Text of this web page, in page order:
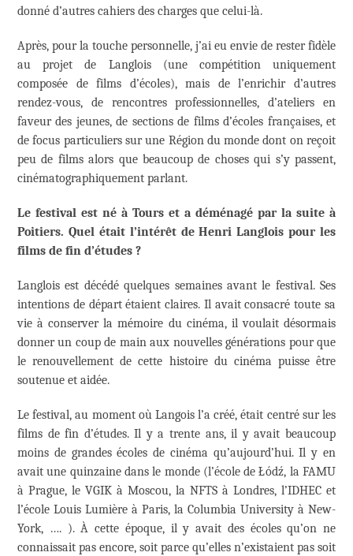
donné d’autres cahiers des charges que celui-là.
Après, pour la touche personnelle, j’ai eu envie de rester fidèle
au projet de Langlois (une compétition uniquement
composée de films d’écoles), mais de l’enrichir d’autres
rendez-vous, de rencontres professionnelles, d’ateliers en
faveur des jeunes, de sections de films d’écoles françaises, et
de focus particuliers sur une Région du monde dont on reçoit
peu de films alors que beaucoup de choses qui s’y passent,
cinématographiquement parlant.
Le festival est né à Tours et a déménagé par la suite à
Poitiers. Quel était l’intérêt de Henri Langlois pour les
films de fin d’études ?
Langlois est décédé quelques semaines avant le festival. Ses
intentions de départ étaient claires. Il avait consacré toute sa
vie à conserver la mémoire du cinéma, il voulait désormais
donner un coup de main aux nouvelles générations pour que
le renouvellement de cette histoire du cinéma puisse être
soutenue et aidée.
Le festival, au moment où Langois l’a créé, était centré sur les
films de fin d’études. Il y a trente ans, il y avait beaucoup
moins de grandes écoles de cinéma qu’aujourd’hui. Il y en
avait une quinzaine dans le monde (l’école de Łódź, la FAMU
à Prague, le VGIK à Moscou, la NFTS à Londres, l’IDHEC et
l’école Louis Lumière à Paris, la Columbia University à New-
York, …. ). À cette époque, il y avait des écoles qu’on ne
connaissait pas encore, soit parce qu’elles n’existaient pas soit